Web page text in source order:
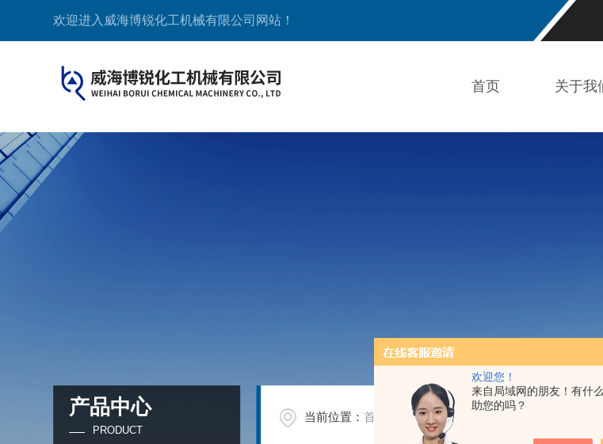
欢迎您！
来自局域网的朋友！有什
助您的吗？
欢迎进入威海博锐化工机械有限公司网站！
首页 关于我
产品中心
PRODUCT
当前位置：首页 产品中心/